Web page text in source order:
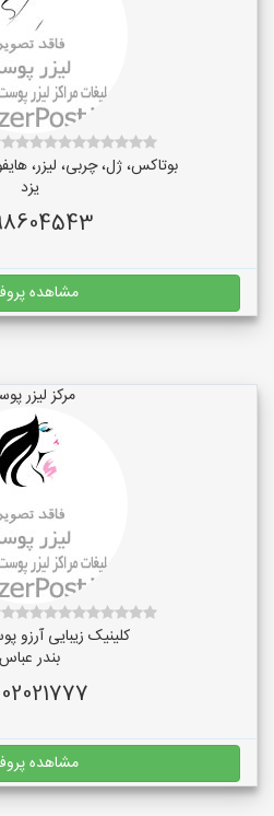
بوتاکس، ژل، چربی، لیزر،
یزد
مشاهده
مرکز لیزر
کلینیک زیبایی آرزو
بندر عباس
مشاهده